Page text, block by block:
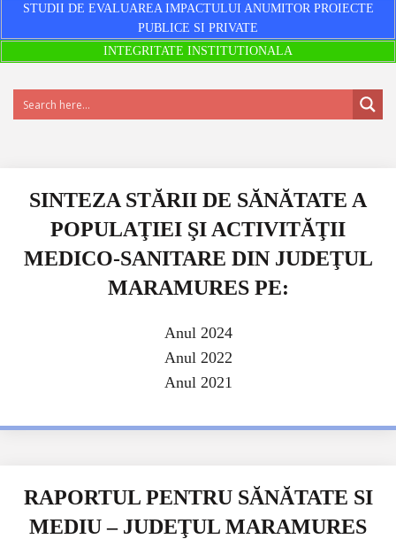
STUDII DE EVALUAREA IMPACTULUI ANUMITOR PROIECTE
PUBLICE SI PRIVATE
INTEGRITATE INSTITUTIONALA
SINTEZA STĂRII DE SĂNĂTATE A
POPULAŢIEI ŞI ACTIVITĂŢII
MEDICO-SANITARE DIN JUDEŢUL
MARAMURES PE:
Anul 2024
Anul 2022
Anul 2021
RAPORTUL PENTRU SĂNĂTATE SI
MEDIU – JUDEŢUL MARAMURES